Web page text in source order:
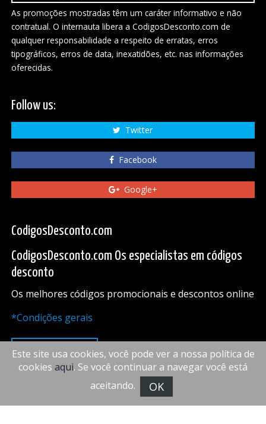
As promoções mostradas têm um caráter informativo e não
contratual. O internauta libera a CodigosDesconto.com de
qualquer responsabilidade a respeito de erratas, erros
tipográficos, erros de data, inexatidões, etc. nas informações
oferecidas.
Follow us:
Twitter
Facebook
Google+
CodigosDesconto.com
CodigosDesconto.com Os especialistas em códigos
desconto
Os melhores códigos promocionais e descontos online
*Condições gerais
PARA CIMA
FiveDoors Network 2018
Este site usa cookies, você pode ver a nossa política de
cookies aqui. Se você continuar a navegar você está
aceitando.
OK